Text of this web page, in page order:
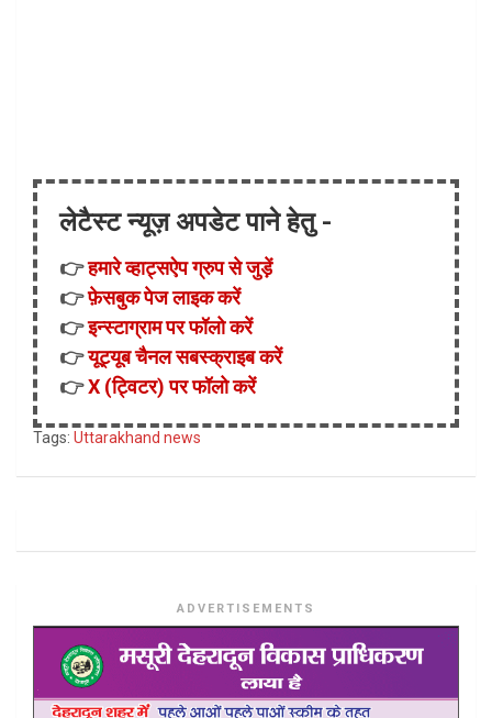
लेटैस्ट न्यूज़ अपडेट पाने हेतु -
👉हमारे व्हाट्सऐप ग्रुप से जुड़ें
👉फ़ेसबुक पेज लाइक करें
👉इन्स्टाग्राम पर फॉलो करें
👉यूट्यूब चैनल सबस्क्राइब करें
👉X (ट्विटर) पर फॉलो करें
Tags: Uttarakhand news
ADVERTISEMENTS